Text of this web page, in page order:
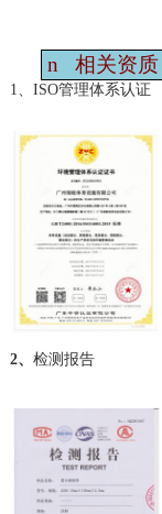
n 相关资质
1、ISO管理体系认证
2、 检测报告